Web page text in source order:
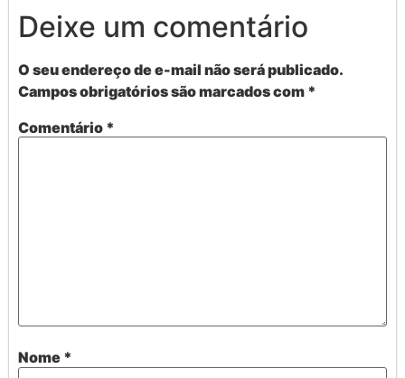
Deixe um comentário
O seu endereço de e-mail não será publicado.
Campos obrigatórios são marcados com *
Comentário *
Nome *